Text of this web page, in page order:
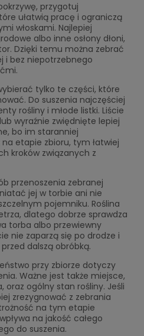
przygotuj
ułatwią pracę i ograniczą
włoskami. Najlepiej
albo inne osłony dłoni,
Dzięki temu można zebrać
i bez niepotrzebnego
tylko te części, które
Do suszenia najczęściej
rośliny i młode listki. Liście
wyraźnie zwiędnięte lepiej
bo im staranniej
etapie zbioru, tym łatwiej
kroków związanych z
przenoszenia zebranej
jej w torbie ani nie
pojemniku. Roślina
dlatego dobrze sprawdza
torba albo przewiewny
nie zaparzą się po drodze i
dalszą obróbką.
przy zbiorze dotyczy
Ważne jest także miejsce,
oraz ogólny stan rośliny. Jeśli
zrezygnować z zebrania
na tym etapie
na jakość całego
do suszenia.